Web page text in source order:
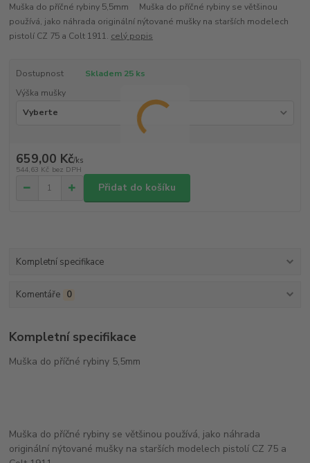
Muška do příčné rybiny 5,5mm Muška do příčné rybiny se většinou
používá, jako náhrada originální nýtované mušky na starších modelech
pistolí CZ 75 a Colt 1911. celý popis
Dostupnost
Skladem 25 ks
Výška mušky
659,00 Kč/ks
544,63 Kč bez DPH
Přidat do košíku
Kompletní specifikace
Komentáře 0
Kompletní specifikace
Muška do příčné rybiny 5,5mm
Muška do příčné rybiny se většinou používá, jako náhrada
originální nýtované mušky na starších modelech pistolí CZ 75 a